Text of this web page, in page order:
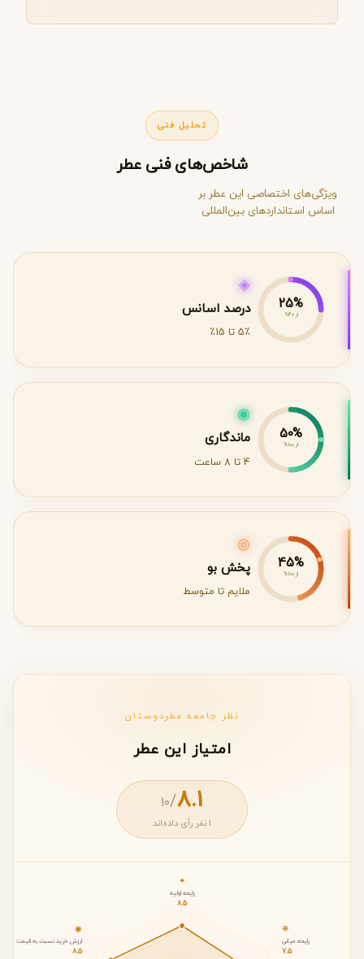
تحلیل فنی
شاخص‌های فنی عطر
ویژگی‌های اختصاصی این عطر بر
اساس استانداردهای بین‌المللی
25%
از 40%
◈
درصد اسانس
5٪ تا 15٪
50%
از 100%
◉
ماندگاری
4 تا 8 ساعت
45%
از 100%
◎
پخش بو
ملایم تا متوسط
نظر جامعه عطردوستان
امتیاز این عطر
8.1
/۱۰
1 نفر رأی داده‌اند
✦
رایحه اولیه
8.5
❋
رایحه میانی
7.5
◉
ارزش خرید نسبت به قیمت
8.5